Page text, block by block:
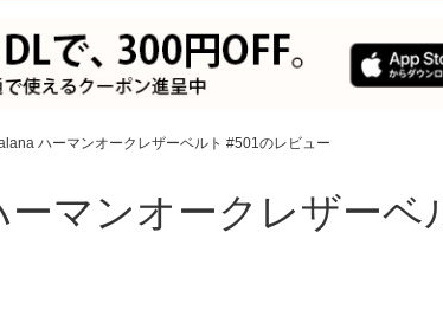
ハーマンオークレザーベルト #501のレビュー
マンオークレザーベ